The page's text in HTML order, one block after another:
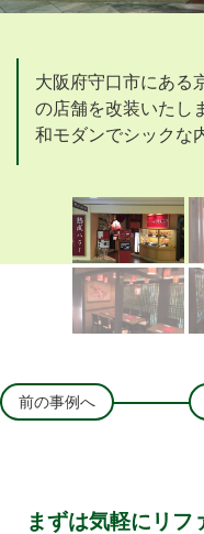
大阪府守口市にある
の店舗を改装いたし
和モダンでシックな
前の事例へ
まずは気軽にリフ